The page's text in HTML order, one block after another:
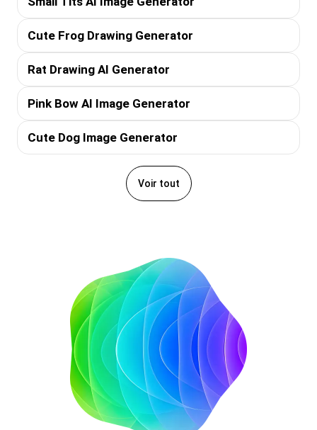
Cute Frog Drawing Generator
Rat Drawing AI Generator
Pink Bow AI Image Generator
Cute Dog Image Generator
Voir tout